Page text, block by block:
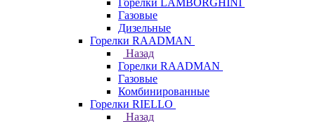
Горелки LAMBORGHINI
Газовые
Дизельные
Горелки RAADMAN
Назад
Горелки RAADMAN
Газовые
Комбинированные
Горелки RIELLO
Назад